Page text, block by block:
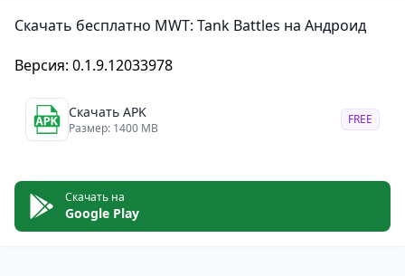
технику, чтобы получить преимущество в бою. В
самолётов нашего времени!
Разрушительные артналеты
Передовые артиллерийские системы откроют вам
вы сможете наносить высокоточные удары на
большом расстоянии, уничтожая технику
противника. Управляйте ходом битвы с помощью
Скачать бесплатно MWT: Tank Battles на Андроид
Версия: 0.1.9.12033978
Скачать APK
Размер: 1400 MB
FREE
Скачать на
Google Play